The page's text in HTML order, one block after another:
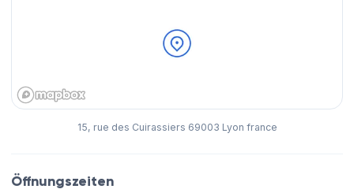
15, rue des Cuirassiers 69003 Lyon france
Öffnungszeiten